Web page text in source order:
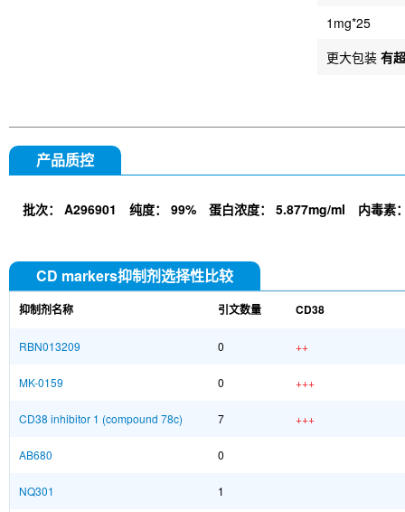
1mg*25
更大包装 有
产品质控
批次： A296901 纯度： 99% 蛋白浓度： 5.877mg/ml 内毒素
CD markers抑制剂选择性比较
抑制剂名称 引文数量 CD38
RBN013209 0 ++
MK-0159 0 +++
CD38 inhibitor 1 (compound 78c) 7 +++
AB680 0
NQ301 1